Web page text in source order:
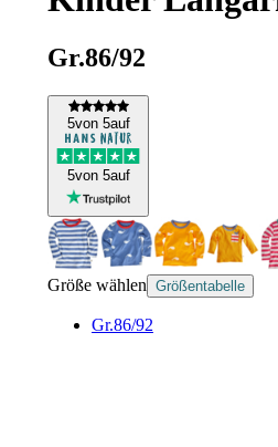
Gr.86/92
5von 5auf
5von 5auf
Größe wählen Größentabelle
Gr.86/92